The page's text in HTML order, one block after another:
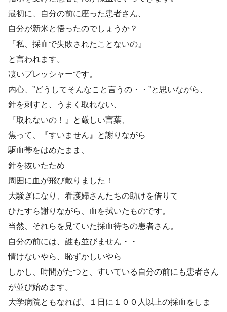
最初に、自分の前に座った患者さん、
自分が新米と悟ったのでしょうか？
『私、採血で失敗されたことないの』
と言われます。
凄いプレッシャーです。
内心、”どうしてそんなこと言うの・・”と思いながら、
針を刺すと、うまく取れない、
『取れないの！』と厳しい言葉、
焦って、『すいません』と謝りながら
駆血帯をはめたまま、
針を抜いたため
周囲に血が飛び散りました！
大騒ぎになり、看護婦さんたちの助けを借りて
ひたすら謝りながら、血を拭いたものです。
当然、それらを見ていた採血待ちの患者さん。
自分の前には、誰も並びません・・
情けないやら、恥ずかしいやら
しかし、時間がたつと、すいている自分の前にも患者さん
が並び始めます。
大学病院ともなれば、１日に１００人以上の採血をしま